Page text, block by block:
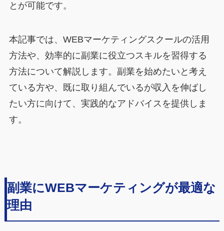
とが可能です。
本記事では、WEBマーケティングスクールの活用
方法や、効率的に副業に役立つスキルを習得する
方法について解説します。副業を始めたいと考え
ている方や、既に取り組んでいるが収入を伸ばし
たい方に向けて、実践的なアドバイスを提供しま
す。
副業にWEBマーケティングが最適な
理由